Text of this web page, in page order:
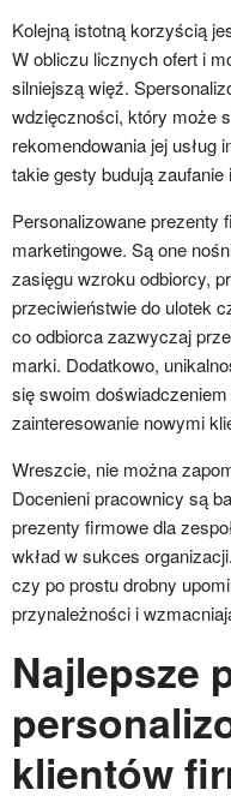
Kolejną istotną korzyścią
W obliczu licznych ofert i
silniejszą więź.
wdzięczności, który może
rekomendowania jej usług
takie gesty budują zaufanie
Personalizowane prezenty
marketingowe. Są one
zasięgu wzroku odbiorcy,
przeciwieństwie do ulotek
co odbiorca zazwyczaj
marki. Dodatkowo,
się swoim
zainteresowanie nowymi
Wreszcie, nie można
Docenieni pracownicy są
prezenty firmowe dla
wkład w sukces
czy po prostu drobny
przynależności i
Najlepsze
klientów